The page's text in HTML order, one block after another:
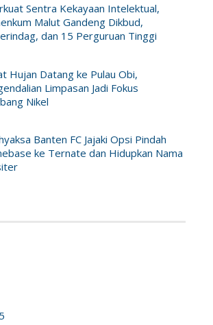
Sentra Kekayaan Intelektual,
Malut Gandeng Dikbud,
dan 15 Perguruan Tinggi
Hujan Datang ke Pulau Obi,
Limpasan Jadi Fokus
Nikel
Banten FC Jajaki Opsi Pindah
ke Ternate dan Hidupkan Nama